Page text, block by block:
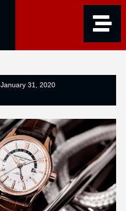
January 31, 2020